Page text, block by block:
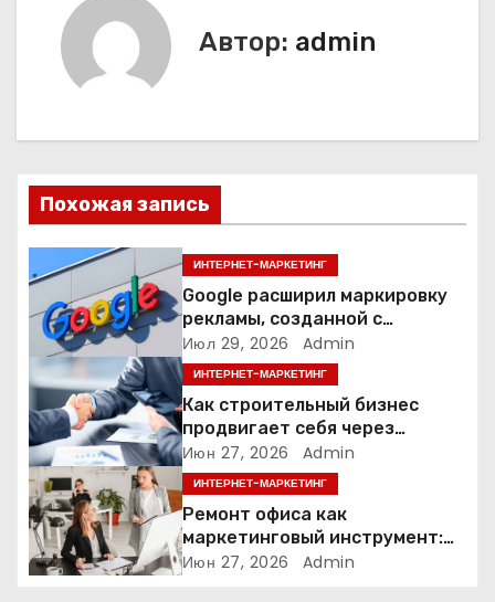
ц
и
я
п
о
з
а
п
и
Автор: admin
Похожая запись
ИНТЕРНЕТ-МАРКЕТИНГ
Google расширил маркировку
рекламы, созданной с
помощью искусственного
интеллекта
Июл 29, 2026 Admin
ИНТЕРНЕТ-МАРКЕТИНГ
Как строительный бизнес
продвигает себя через
контент: кейс кровельных
компаний
Июн 27, 2026 Admin
ИНТЕРНЕТ-МАРКЕТИНГ
Ремонт офиса как
маркетинговый инструмент:
почему физическое
Июн 27, 2026 Admin